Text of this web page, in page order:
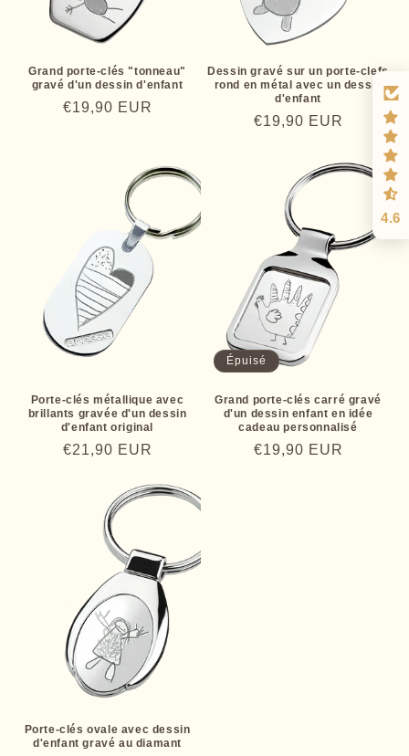
Grand porte-clés "tonneau"
gravé d'un dessin d'enfant
Prix
€19,90 EUR
Dessin gravé sur un porte-clefs
rond en métal avec un dessin
d'enfant
Prix
€19,90 EUR
Porte-clés métallique avec
brillants gravée d'un dessin
d'enfant original
Prix
€21,90 EUR
Épuisé
Grand porte-clés carré gravé
d'un dessin enfant en idée
cadeau personnalisé
Prix
€19,90 EUR
Porte-clés ovale avec dessin
d'enfant gravé au diamant
4.6